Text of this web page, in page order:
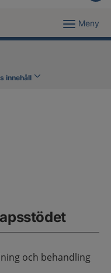
Meny
innehåll
och behandling